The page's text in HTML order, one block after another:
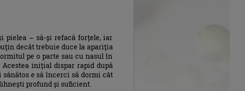
pielea – să-și refacă forțele, iar
decât trebuie duce la apariția
pe o parte sau cu nasul în
inițial dispar rapid după
e să încerci să dormi cât
profund și suficient.